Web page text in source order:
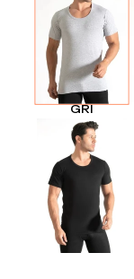
GRI